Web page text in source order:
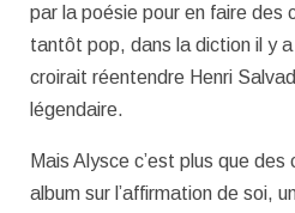
par la poésie pour en faire des
tantôt pop, dans la diction il y
croirait réentendre Henri
légendaire.
Mais Alysce c’est plus que des
album sur l’affirmation de soi,